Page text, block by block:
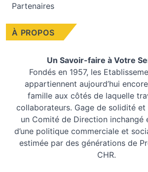
À PROPOS
Un Savoir-faire à Votre
Fondés en 1957, les
appartiennent aujourd’hui
famille aux côtés de laquelle
collaborateurs. Gage de solidité et
un Comité de Direction inchangé
d’une politique commerciale et
estimée par des générations de
CHR.
Partenaires